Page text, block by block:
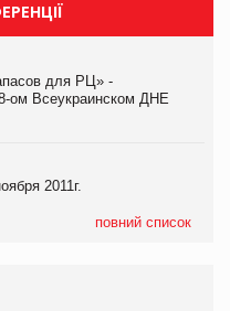
для РЦ» -
ом Всеукраинском ДНЕ
2011г.
повний список